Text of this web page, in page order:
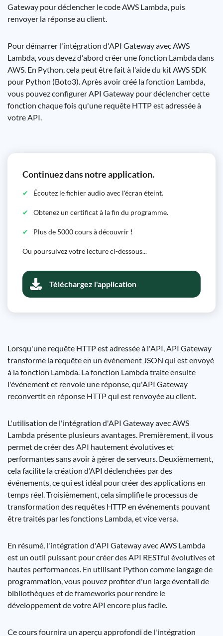
Gateway pour déclencher le code AWS Lambda, puis
renvoyer la réponse au client.
Pour démarrer l'intégration d'API Gateway avec AWS
Lambda, vous devez d'abord créer une fonction Lambda dans
AWS. En Python, cela peut être fait à l'aide du kit AWS SDK
pour Python (Boto3). Après avoir créé la fonction Lambda,
vous pouvez configurer API Gateway pour déclencher cette
fonction chaque fois qu'une requête HTTP est adressée à
votre API.
Continuez dans notre application.
Écoutez le fichier audio avec l'écran éteint.
Obtenez un certificat à la fin du programme.
Plus de 5000 cours à découvrir !
Ou poursuivez votre lecture ci-dessous...
Téléchargez l'application
Lorsqu'une requête HTTP est adressée à l'API, API Gateway
transforme la requête en un événement JSON qui est envoyé
à la fonction Lambda. La fonction Lambda traite ensuite
l'événement et renvoie une réponse, qu'API Gateway
reconvertit en réponse HTTP qui est renvoyée au client.
L'utilisation de l'intégration d'API Gateway avec AWS
Lambda présente plusieurs avantages. Premièrement, il vous
permet de créer des API hautement évolutives et
performantes sans avoir à gérer de serveurs. Deuxièmement,
cela facilite la création d’API déclenchées par des
événements, ce qui est idéal pour créer des applications en
temps réel. Troisièmement, cela simplifie le processus de
transformation des requêtes HTTP en événements pouvant
être traités par les fonctions Lambda, et vice versa.
En résumé, l'intégration d'API Gateway avec AWS Lambda
est un outil puissant pour créer des API RESTful évolutives et
hautes performances. En utilisant Python comme langage de
programmation, vous pouvez profiter d'un large éventail de
bibliothèques et de frameworks pour rendre le
développement de votre API encore plus facile.
Ce cours fournira un aperçu approfondi de l'intégration